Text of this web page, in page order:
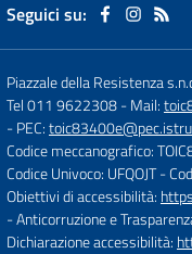
Seguici su:
Piazzale della Resistenza
Tel 011 9622308- Mail:
- PEC:
Codice meccanografico:
Codice Univoco: UFQOJT-
Obiettivi di accessibilità:
- Anticorruzione e
Dichiarazione accessibilità: